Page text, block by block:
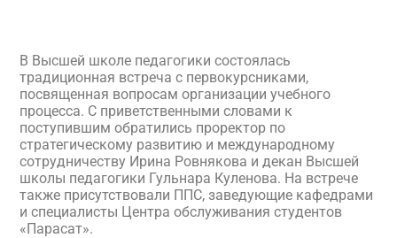
В Высшей школе педагогики состоялась
традиционная встреча с первокурсниками,
посвященная вопросам организации учебного
процесса. С приветственными словами к
поступившим обратились проректор по
стратегическому развитию и международному
сотрудничеству Ирина Ровнякова и декан Высшей
школы педагогики Гульнара Куленова. На встрече
также присутствовали ППС, заведующие кафедрами
и специалисты Центра обслуживания студентов
«Парасат».